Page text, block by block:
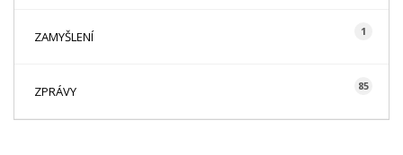
ZAMYŠLENÍ 1
ZPRÁVY 85